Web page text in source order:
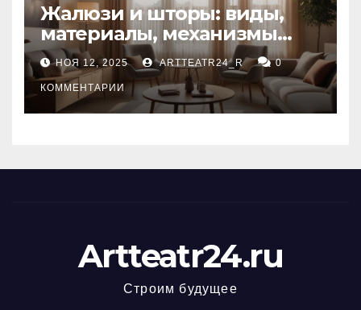
Жалюзи и шторы: виды,
материалы, механизмы
управления и уход
НОЯ 12, 2025 ARTTEATR24_R 0
КОММЕНТАРИИ
Artteatr24.ru
Строим будущее